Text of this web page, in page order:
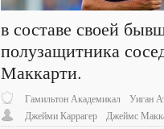
в составе своей
полузащитника
Маккарти.
Гамильтон Академикал
Уиган
Джейми Каррагер
Джеймс